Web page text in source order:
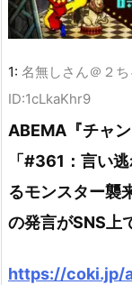
1: 名無しさん＠２ち
ID:1cLkaKhr9
ABEMA『チャ
「#361：言い
るモンスター襲
の発言がSNS上
https://coki.jp/